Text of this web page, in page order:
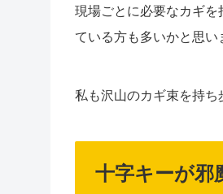
現場ごとに必要なカギ
ている方も多いかと思い
私も沢山のカギ束を持ち
十字キーが邪